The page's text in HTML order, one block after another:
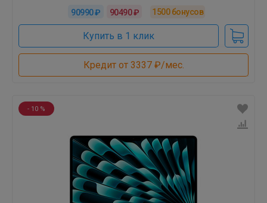
90990 ₽ 90490 ₽ 1500бонусов
Купить в 1 клик
Кредит от 3337 ₽/мес.
- 10 %